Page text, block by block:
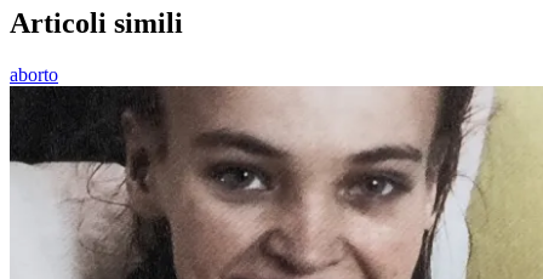
Articoli simili
aborto